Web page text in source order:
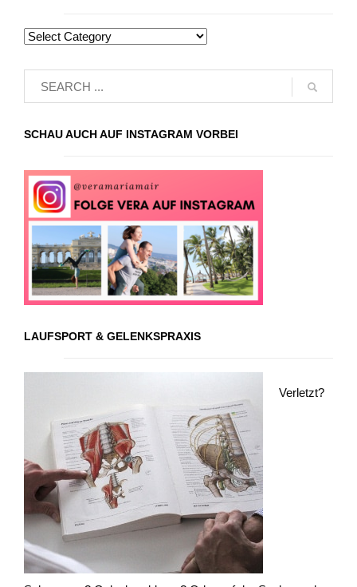
SCHAU AUCH AUF INSTAGRAM VORBEI
LAUFSPORT & GELENKSPRAXIS
Verletzt?